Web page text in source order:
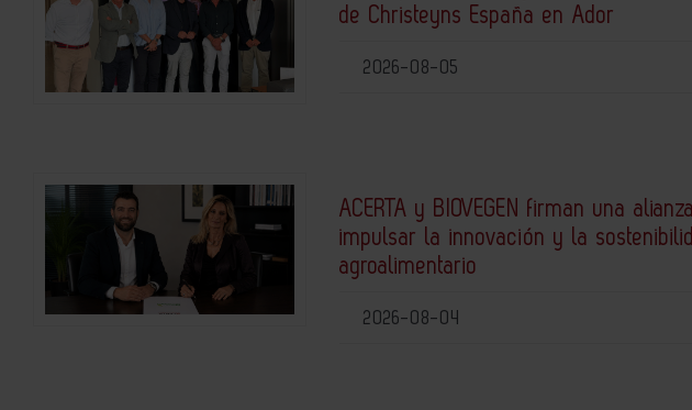
de Christeyns España en Ador
2026-08-05
ACERTA y BIOVEGEN firman una
impulsar la innovación y la
agroalimentario
2026-08-04